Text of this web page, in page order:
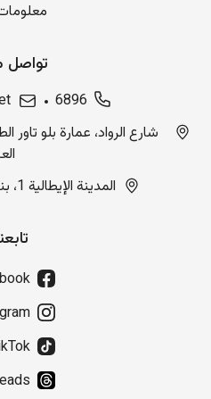
تواصل
6896
المدينة الإيطالية 1، بناية 130، أربيل، العراق